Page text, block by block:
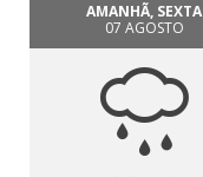
AMANHÃ, SEXTA
07 AGOSTO